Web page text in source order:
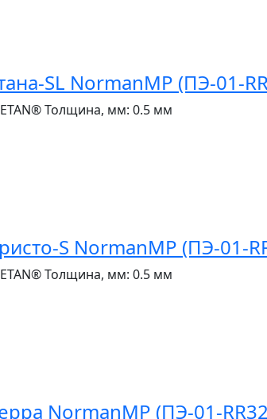
SL NormanMP (ПЭ-01-
Толщина, мм: 0.5 мм
S NormanMP (ПЭ-01-
Толщина, мм: 0.5 мм
NormanMP (ПЭ-01-